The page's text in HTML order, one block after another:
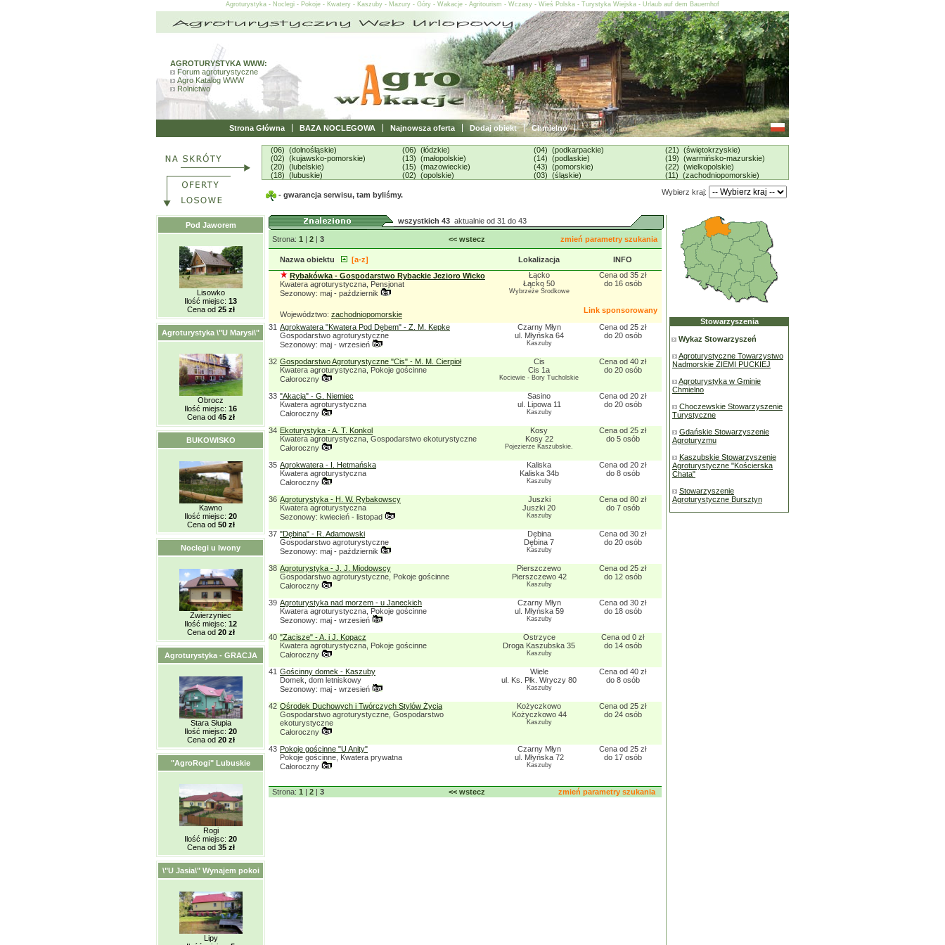
Agroturystyka - Noclegi - Pokoje - Kwatery - Kaszuby - Mazury - Góry - Wakacje - Agritourism - Wczasy - Wieś Polska - Turystyka Wiejska - Urlaub auf dem Bauernhof
AGROTURYSTYKA WWW:
Forum agroturystyczne
Agro Katalog WWW
Rolnictwo
Strona Główna BAZA NOCLEGOWA Najnowsza oferta Dodaj obiekt Chmielno
(06) (dolnośląskie)
(02) (kujawsko-pomorskie)
(20) (lubelskie)
(18) (lubuskie)
(06) (łódzkie)
(13) (małopolskie)
(15) (mazowieckie)
(02) (opolskie)
(04) (podkarpackie)
(14) (podlaskie)
(43) (pomorskie)
(03) (śląskie)
(21) (świętokrzyskie)
(19) (warmińsko-mazurskie)
(22) (wielkopolskie)
(11) (zachodniopomorskie)
- gwarancja serwisu, tam byliśmy. Wybierz kraj:
Pod Jaworem
Lisowko
Ilość miejsc: 13
Cena od 25 zł
Agroturystyka \"U Marysi\"
Obrocz
Ilość miejsc: 16
Cena od 45 zł
BUKOWISKO
Kawno
Ilość miejsc: 20
Cena od 50 zł
Noclegi u Iwony
Zwierzyniec
Ilość miejsc: 12
Cena od 20 zł
Agroturystyka - GRACJA
Stara Słupia
Ilość miejsc: 20
Cena od 20 zł
"AgroRogi" Lubuskie
Rogi
Ilość miejsc: 20
Cena od 35 zł
\"U Jasia\" Wynajem pokoi
Lipy
wszystkich 43 aktualnie od 31 do 43
Strona: 1 | 2 | 3 << wstecz zmień parametry szukania
Nazwa obiektu [a-z] Lokalizacja
INFO
Rybakówka - Gospodarstwo Rybackie Jezioro Wicko
Kwatera agroturystyczna, Pensjonat
Sezonowy: maj - październik
Łącko
Łącko 50
Wybrzeże Środkowe
Cena od 35 zł
do 16 osób
Województwo: zachodniopomorskie
Link sponsorowany
31 Agrokwatera "Kwatera Pod Dębem" - Z. M. Kepke
Gospodarstwo agroturystyczne
Sezonowy: maj - wrzesień
Czarny Młyn
ul. Młyńska 64
Kaszuby
Cena od 25 zł
do 20 osób
32 Gospodarstwo Agroturystyczne "Cis" - M. M. Cierpioł
Kwatera agroturystyczna, Pokoje gościnne
Całoroczny
Cis
Cis 1a
Kociewie - Bory Tucholskie
Cena od 40 zł
do 20 osób
33 "Akacja" - G. Niemiec
Kwatera agroturystyczna
Całoroczny
Sasino
ul. Lipowa 11
Kaszuby
Cena od 20 zł
do 20 osób
34 Ekoturystyka - A. T. Konkol
Kwatera agroturystyczna, Gospodarstwo ekoturystyczne
Całoroczny
Kosy
Kosy 22
Pojezierze Kaszubskie.
Cena od 25 zł
do 5 osób
35 Agrokwatera - I. Hetmańska
Kwatera agroturystyczna
Całoroczny
Kaliska
Kaliska 34b
Kaszuby
Cena od 20 zł
do 8 osób
36 Agroturystyka - H. W. Rybakowscy
Kwatera agroturystyczna
Sezonowy: kwiecień - listopad
Juszki
Juszki 20
Kaszuby
Cena od 80 zł
do 7 osób
37 "Dębina" - R. Adamowski
Gospodarstwo agroturystyczne
Sezonowy: maj - październik
Dębina
Dębina 7
Kaszuby
Cena od 30 zł
do 20 osób
38 Agroturystyka - J. J. Miodowscy
Gospodarstwo agroturystyczne, Pokoje gościnne
Całoroczny
Pierszczewo
Pierszczewo 42
Kaszuby
Cena od 25 zł
do 12 osób
39 Agroturystyka nad morzem - u Janeckich
Kwatera agroturystyczna, Pokoje gościnne
Sezonowy: maj - wrzesień
Czarny Młyn
ul. Młyńska 59
Kaszuby
Cena od 30 zł
do 18 osób
40 "Zacisze" - A. i J. Kopacz
Kwatera agroturystyczna, Pokoje gościnne
Całoroczny
Ostrzyce
Droga Kaszubska 35
Kaszuby
Cena od 0 zł
do 14 osób
41 Gościnny domek - Kaszuby
Domek, dom letniskowy
Sezonowy: maj - wrzesień
Wiele
ul. Ks. Płk. Wryczy 80
Kaszuby
Cena od 40 zł
do 8 osób
42 Ośrodek Duchowych i Twórczych Stylów Życia
Gospodarstwo agroturystyczne, Gospodarstwo
ekoturystyczne
Całoroczny
Kożyczkowo
Kożyczkowo 44
Kaszuby
Cena od 25 zł
do 24 osób
43 Pokoje gościnne "U Anity"
Pokoje gościnne, Kwatera prywatna
Całoroczny
Czarny Młyn
ul. Młyńska 72
Kaszuby
Cena od 25 zł
do 17 osób
Strona: 1 | 2 | 3 << wstecz zmień parametry szukania
Stowarzyszenia
Wykaz Stowarzyszeń
Agroturystyczne Towarzystwo
Nadmorskie ZIEMI PUCKIEJ
Agroturystyka w Gminie
Chmielno
Choczewskie Stowarzyszenie
Turystyczne
Gdańskie Stowarzyszenie
Agroturyzmu
Kaszubskie Stowarzyszenie
Agroturystyczne "Kościerska
Chata"
Stowarzyszenie
Agroturystyczne Bursztyn